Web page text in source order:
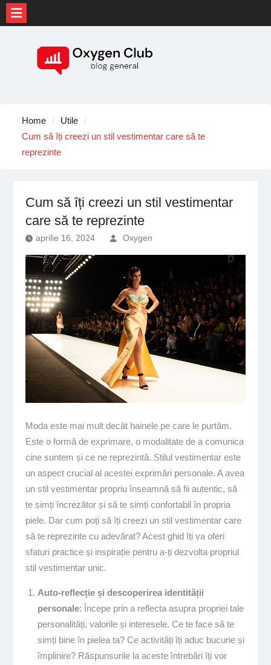
Home
Utile
Cum să îți creezi un stil vestimentar care să te
reprezinte
Cum să îți creezi un stil vestimentar
care să te reprezinte
aprilie 16, 2024 Oxygen
Moda este mai mult decât hainele pe care le purtăm.
Este o formă de exprimare, o modalitate de a comunica
cine suntem și ce ne reprezintă. Stilul vestimentar este
un aspect crucial al acestei exprimări personale. A avea
un stil vestimentar propriu înseamnă să fii autentic, să
te simți încrezător și să te simți confortabil în propria
piele. Dar cum poți să îți creezi un stil vestimentar care
să te reprezinte cu adevărat? Acest ghid îți va oferi
sfaturi practice și inspirație pentru a-ți dezvolta propriul
stil vestimentar unic.
Auto-reflecție și descoperirea identității
personale: Începe prin a reflecta asupra propriei tale
personalități, valorile și interesele. Ce te face să te
simți bine în pielea ta? Ce activități îți aduc bucurie și
împlinire? Răspunsurile la aceste întrebări îți vor